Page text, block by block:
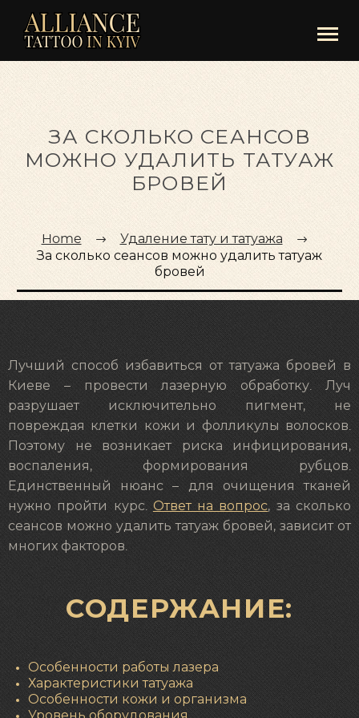
ЗА СКОЛЬКО СЕАНСОВ
МОЖНО УДАЛИТЬ ТАТУАЖ
БРОВЕЙ
Home
Удаление тату и татуажа
За сколько сеансов можно удалить татуаж
бровей
Лучший способ избавиться от татуажа бровей в
Киеве – провести лазерную обработку. Луч
разрушает исключительно пигмент, не
повреждая клетки кожи и фолликулы волосков.
Поэтому не возникает риска инфицирования,
воспаления, формирования рубцов.
Единственный нюанс – для очищения тканей
нужно пройти курс. Ответ на вопрос, за сколько
сеансов можно удалить татуаж бровей, зависит от
многих факторов.
СОДЕРЖАНИЕ:
Особенности работы лазера
Характеристики татуажа
Особенности кожи и организма